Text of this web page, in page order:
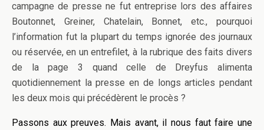
campagne de presse ne fut entreprise lors des affaires
Boutonnet, Greiner, Chatelain, Bonnet, etc., pourquoi
l’information fut la plupart du temps ignorée des journaux
ou réservée, en un entrefilet, à la rubrique des faits divers
de la page 3 quand celle de Dreyfus alimenta
quotidiennement la presse en de longs articles pendant
les deux mois qui précédèrent le procès ?
Passons aux preuves. Mais avant, il nous faut faire une